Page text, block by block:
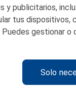
S.A.
publicitarios,
tus
gestionar
Solo